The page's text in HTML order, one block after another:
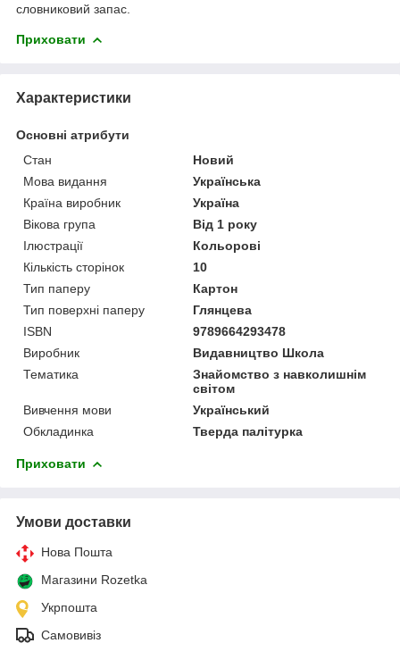
словниковий запас.
Приховати
Характеристики
Основні атрибути
Стан
Новий
Мова видання
Українська
Країна виробник
Україна
Вікова група
Від 1 року
Ілюстрації
Кольорові
Кількість сторінок
10
Тип паперу
Картон
Тип поверхні паперу
Глянцева
ISBN
9789664293478
Виробник
Видавництво Школа
Тематика
Знайомство з навколишнім
світом
Вивчення мови
Український
Обкладинка
Тверда палітурка
Приховати
Умови доставки
Нова Пошта
Магазини Rozetka
Укрпошта
Самовивіз